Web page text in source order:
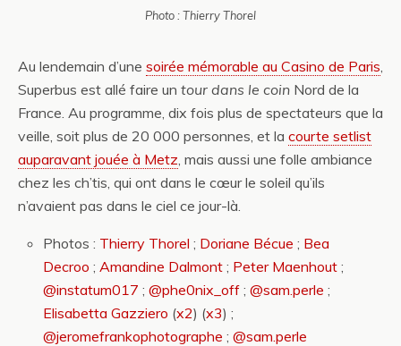
Photo : Thierry Thorel
Au lendemain d’une soirée mémorable au Casino de Paris
Superbus est allé faire un tour dans le coin Nord de la
France. Au programme, dix fois plus de spectateurs que la
veille, soit plus de 20 000 personnes, et la courte setlist
auparavant jouée à Metz , mais aussi une folle ambiance
chez les ch’tis, qui ont dans le cœur le soleil qu’ils
n’avaient pas dans le ciel ce jour-là.
Photos : Thierry Thorel ; Doriane Bécue ; Bea
Decroo ; Amandine Dalmont ; Peter Maenhout ;
@instatum017 ;@phe0nix_off ;@sam.perle ;
Elisabetta Gazziero (x2) (x3) ;
@jeromefrankophotographe ;@sam.perle